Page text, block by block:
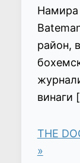
Намира
район,
винаги
THE
»